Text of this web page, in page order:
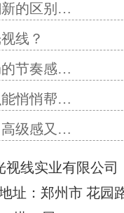
新的区别…
线？
的节奏感…
能悄悄帮…
高级感又…
视线实业有限公司
址：郑州市 花园